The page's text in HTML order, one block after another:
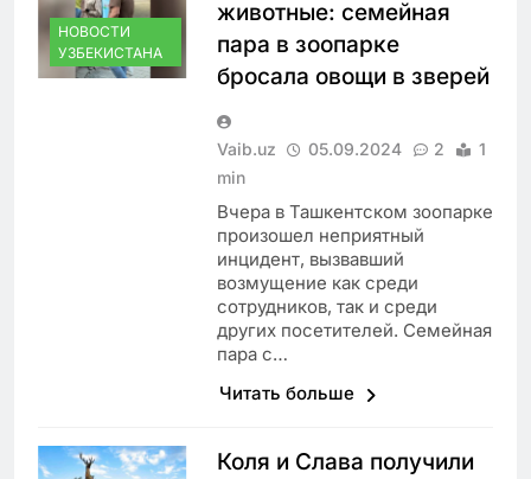
НОВОСТИ
УЗБЕКИСТАНА
животные: семейная
пара в зоопарке
бросала овощи в зверей
Vaib.uz 05.09.2024 2
1
min
Вчера в Ташкентском зоопарке
произошел неприятный
инцидент, вызвавший
возмущение как среди
сотрудников, так и среди
других посетителей. Семейная
пара с…
Читать больше
Коля и Слава получили